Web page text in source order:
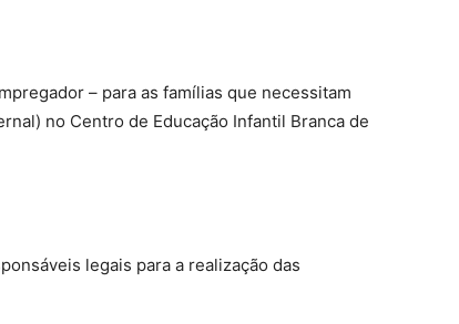
– para as famílias que necessitam
no Centro de Educação Infantil Branca de
legais para a realização das